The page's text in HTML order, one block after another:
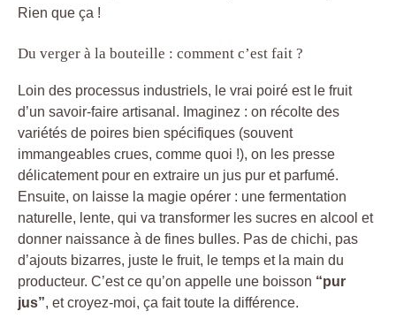
Rien que ça !
Du verger à la bouteille : comment c’est fait ?
Loin des processus industriels, le vrai poiré est le fruit
d’un savoir-faire artisanal. Imaginez : on récolte des
variétés de poires bien spécifiques (souvent
immangeables crues, comme quoi !), on les presse
délicatement pour en extraire un jus pur et parfumé.
Ensuite, on laisse la magie opérer : une fermentation
naturelle, lente, qui va transformer les sucres en alcool et
donner naissance à de fines bulles. Pas de chichi, pas
d’ajouts bizarres, juste le fruit, le temps et la main du
producteur. C’est ce qu’on appelle une boisson “pur
jus”, et croyez-moi, ça fait toute la différence.